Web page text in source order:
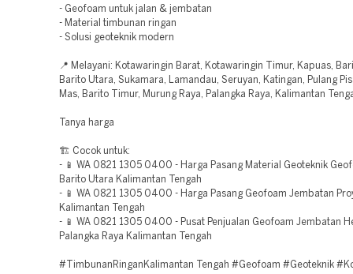
- Geofoam untuk jalan & jembatan
- Material timbunan ringan
- Solusi geoteknik modern
📍 Melayani: Kotawaringin Barat, Kotawaringin Timur, Kapuas,
Barito Utara, Sukamara, Lamandau, Seruyan, Katingan, Pulang
Mas, Barito Timur, Murung Raya, Palangka Raya, Kalimantan
Tanya harga
🏗️ Cocok untuk:
- 📱 WA 0821 1305 0400 - Harga Pasang Material Geoteknik
Barito Utara Kalimantan Tengah
- 📱 WA 0821 1305 0400 - Harga Pasang Geofoam Jembatan
Kalimantan Tengah
- 📱 WA 0821 1305 0400 - Pusat Penjualan Geofoam Jembatan
Palangka Raya Kalimantan Tengah
#TimbunanRinganKalimantan Tengah #Geofoam #Geoteknik